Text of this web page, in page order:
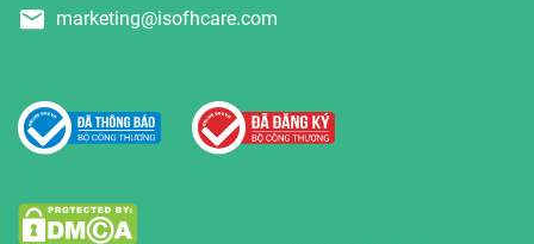
marketing@isofhcare.com